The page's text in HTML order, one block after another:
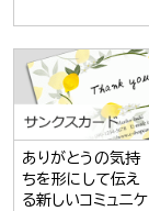
ありがとうの気持
ちを形にして伝え
る新しいコミュニケ